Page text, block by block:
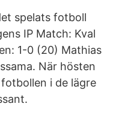
spelats fotboll
IP Match: Kval
1-0 (20) Mathias
När hösten
i de lägre